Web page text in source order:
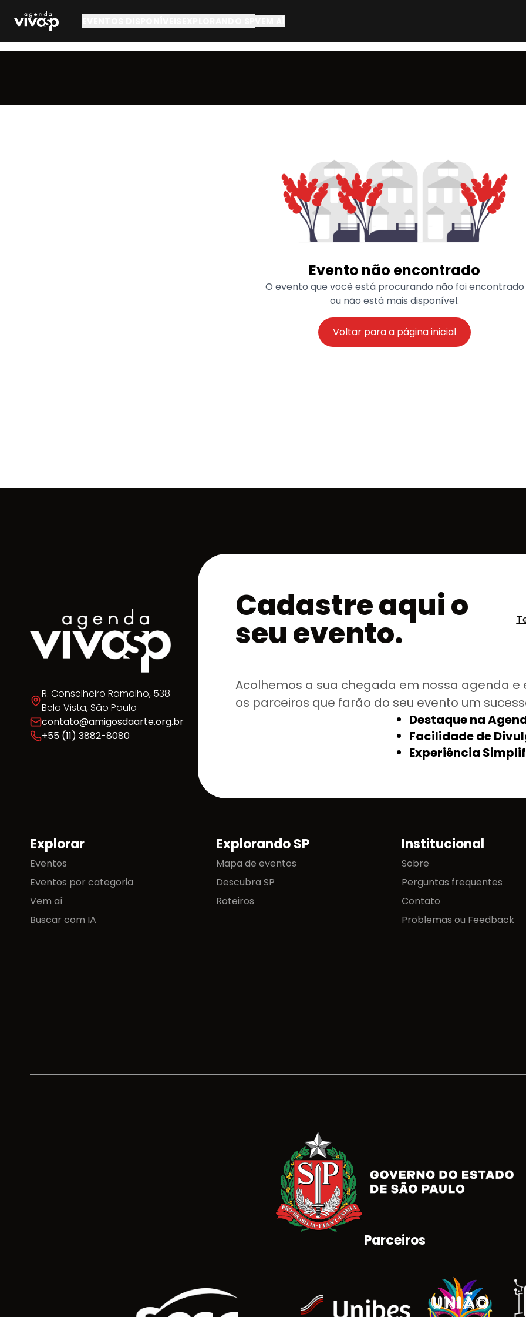
Evento não encontrado
O evento que você está procurando não foi encontrado
ou não está mais disponível.
Voltar para a página inicial
R. Conselheiro Ramalho, 538
Bela Vista, São Paulo
contato@amigosdaarte.org.br
+55 (11) 3882-8080
Cadastre aqui o
seu evento.
Acolhemos a sua chegada em nossa agenda
os parceiros que farão do seu evento um
Destaque na
Facilidade de
Experiência
Mapa do site
Explorar
Eventos
Eventos por categoria
Vem aí
Buscar com IA
Explorando SP
Mapa de eventos
Descubra SP
Roteiros
Institucional
Sobre
Perguntas frequentes
Contato
Problemas ou Feedback
Brasão do Estado de São Paulo
Parceiros